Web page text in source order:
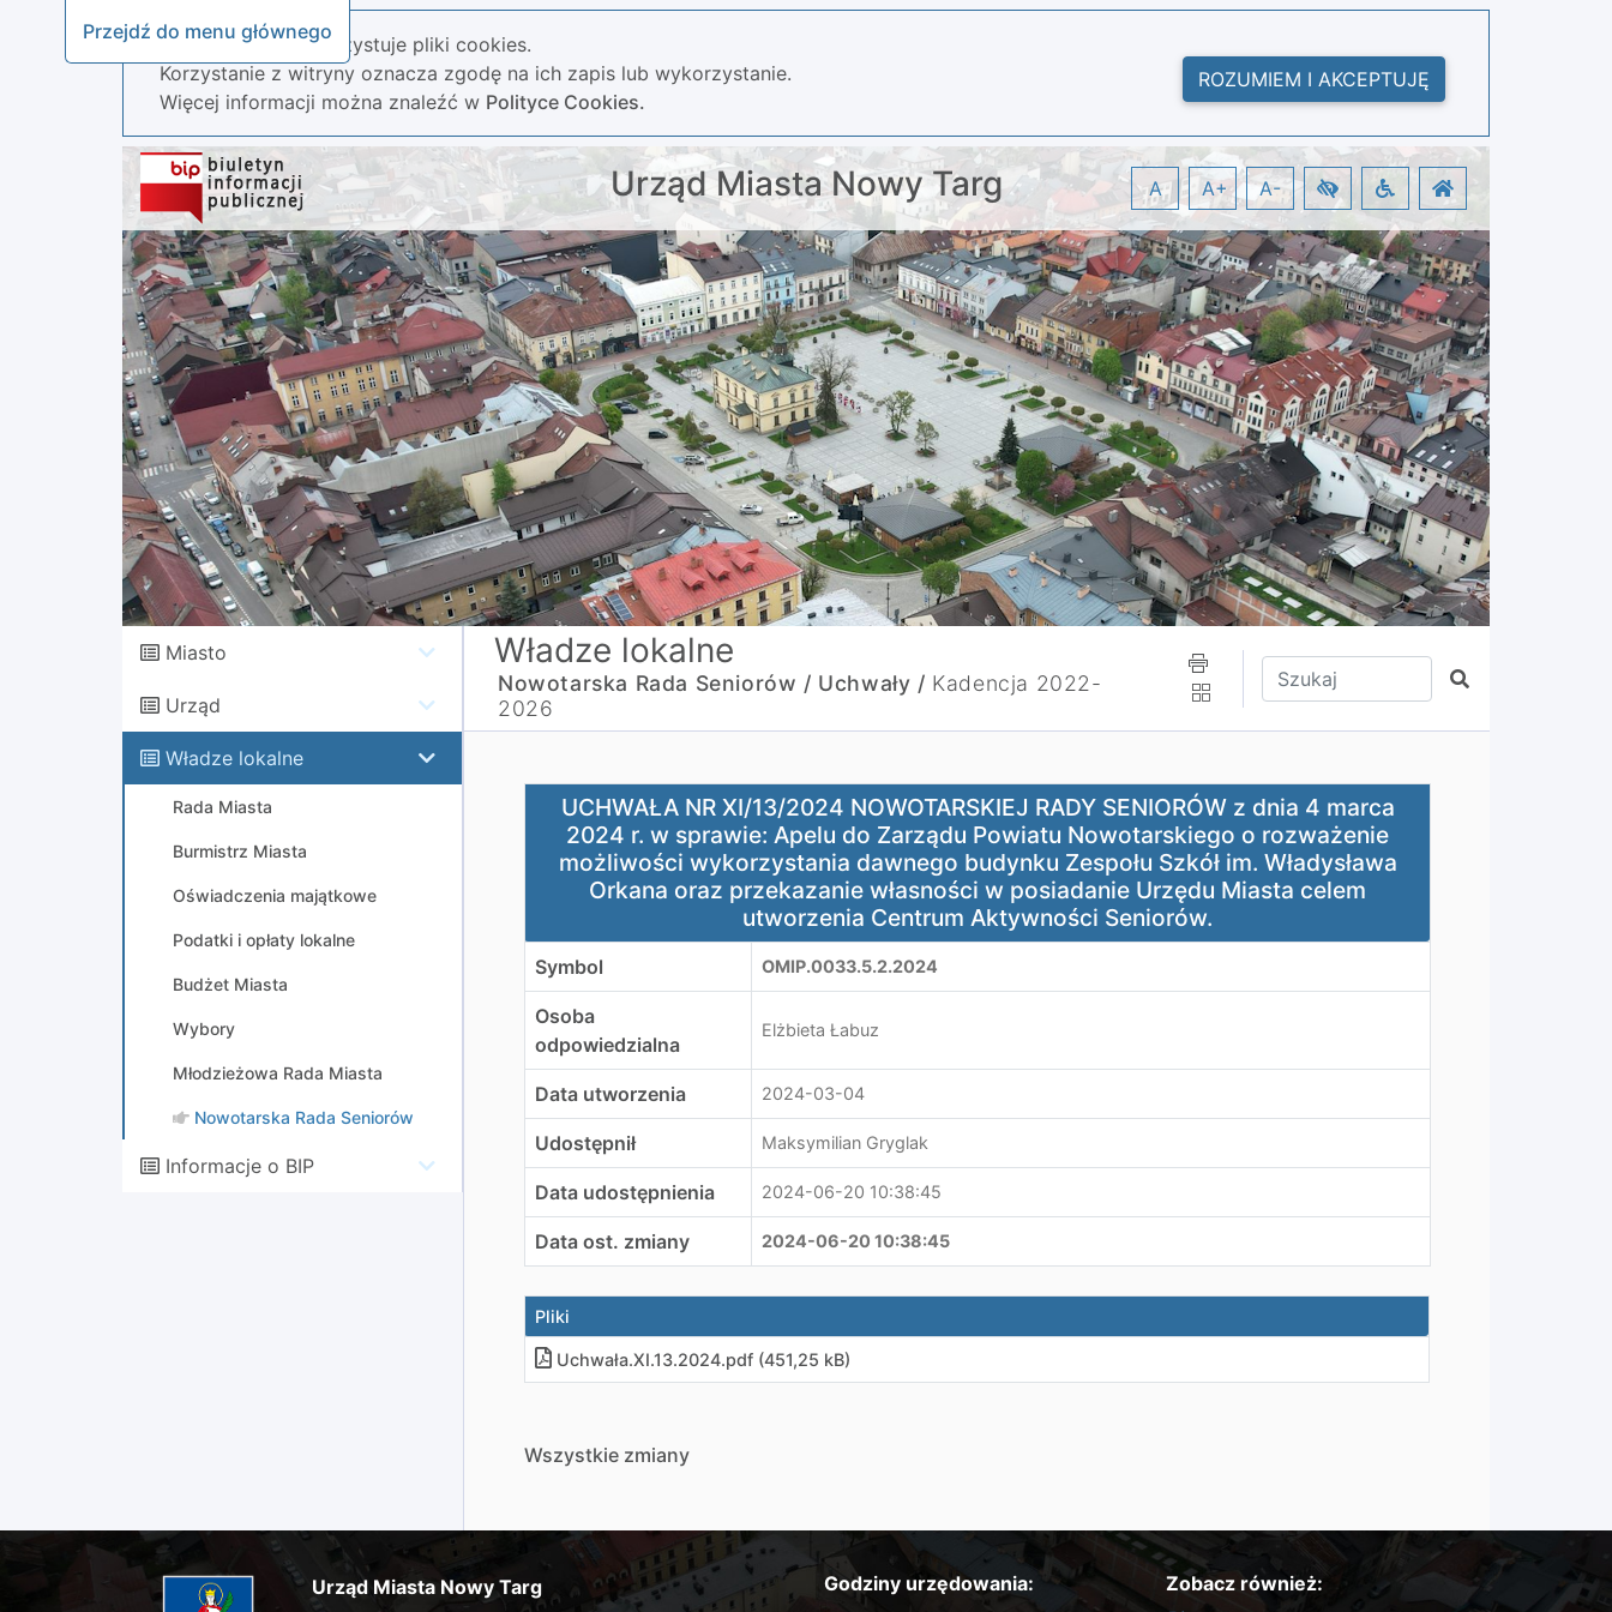
Przejdź do menu głównego
Nasza strona wykorzystuje pliki cookies.
Korzystanie z witryny oznacza zgodę na ich zapis lub wykorzystanie.
Więcej informacji można znaleźć w Polityce Cookies.
ROZUMIEM I AKCEPTUJĘ
Urząd Miasta Nowy Targ A A+ A-
Miasto
Urząd
Władze lokalne
Rada Miasta
Burmistrz Miasta
Oświadczenia majątkowe
Podatki i opłaty lokalne
Budżet Miasta
Wybory
Młodzieżowa Rada Miasta
Nowotarska Rada Seniorów
Informacje o BIP
Władze lokalne
Nowotarska Rada Seniorów / Uchwały / Kadencja 2022-
2026
Wpisz tekst do wyszukania
Szukaj
UCHWAŁA NR XI/13/2024 NOWOTARSKIEJ RADY SENIORÓW z dnia 4 marca 2024 r. w sprawie: Apelu do
UCHWAŁA NR XI/13/2024 NOWOTARSKIEJ RADY SENIORÓW z dnia 4 marca
2024 r. w sprawie: Apelu do Zarządu Powiatu Nowotarskiego o rozważenie
możliwości wykorzystania dawnego budynku Zespołu Szkół im. Władysława
Orkana oraz przekazanie własności w posiadanie Urzędu Miasta celem
utworzenia Centrum Aktywności Seniorów.
Symbol OMIP.0033.5.2.2024
Osoba
odpowiedzialna
Elżbieta Łabuz
Data utworzenia 2024-03-04
Udostępnił Maksymilian Gryglak
Data udostępnienia 2024-06-20 10:38:45
Data ost. zmiany 2024-06-20 10:38:45
Pliki
Uchwała.XI.13.2024.pdf (451,25 kB)
Wszystkie zmiany
Urząd Miasta Nowy Targ Godziny urzędowania:
Zobacz również: